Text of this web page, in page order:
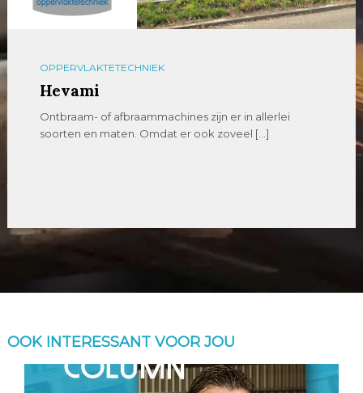
OPPERVLAKTETECHNIEK
Hevami
Ontbraam- of afbraammachines zijn er in allerlei
soorten en maten. Omdat er ook zoveel […]
OOK INTERESSANT VOOR JOU